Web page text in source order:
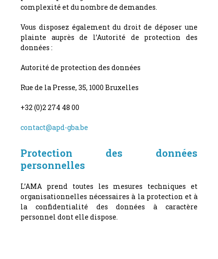
complexité et du nombre de demandes.
Vous disposez également du droit de déposer une
plainte auprès de l’Autorité de protection des
données :
Autorité de protection des données
Rue de la Presse, 35, 1000 Bruxelles
+32 (0)2 274 48 00
contact@apd-gba.be
Protection des données
personnelles
L’AMA prend toutes les mesures techniques et
organisationnelles nécessaires à la protection et à
la confidentialité des données à caractère
personnel dont elle dispose.